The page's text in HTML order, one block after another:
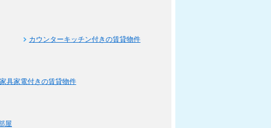
カウンターキッチン付きの賃貸物件
家具家電付きの賃貸物件
屋